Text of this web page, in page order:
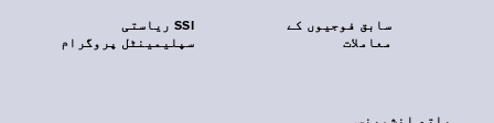
SSI ریاستی
سپلیمینٹل پروگرام
سابق فوجیوں کے
معاملات